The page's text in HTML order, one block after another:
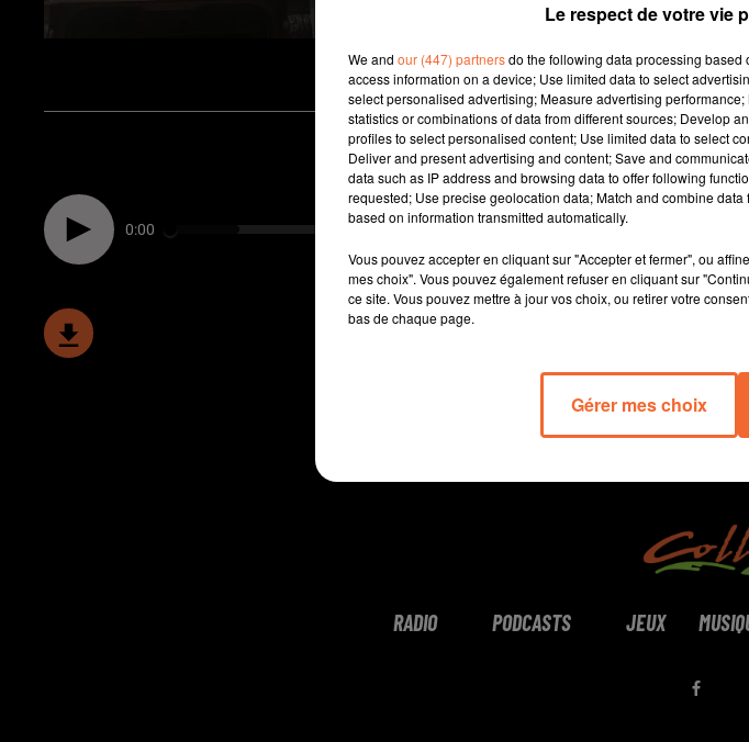
d'objets rejetés par la mer ( photo
Facile à lire » que vient de
l’Aggomération du Bocage
Le 7ème festival Bouilles de
prochaine, une animation
préférer le papier aux écrans.
0:00
RADIO PODCASTS JEUX
Le respect de votre vie
We and our (447) partnersdo the following data processing based
access information on a device; Use limited data to select
select personalised advertising; Measure advertising
statistics or combinations of data from different sources; Develop
profiles to select personalised content; Use limited data to select
Deliver and present advertising and content; Save and
data such as IP address and browsing data to offer following
requested; Use precise geolocation data; Match and combine
based on information transmitted automatically.
Vous pouvez accepter en cliquant sur "Accepter et fermer", ou
mes choix". Vous pouvez également refuser en cliquant sur
ce site. Vous pouvez mettre à jour vos choix, ou retirer votre
bas de chaque page.
Gérer mes choix